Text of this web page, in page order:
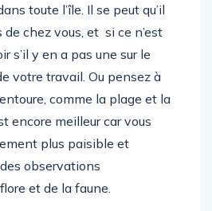
toute l’île. Il se peut qu’il
de chez vous, et si ce n’est
s’il y en a pas une sur le
votre travail. Ou pensez à
comme la plage et la
encore meilleur car vous
plus paisible et
observations
et de la faune.